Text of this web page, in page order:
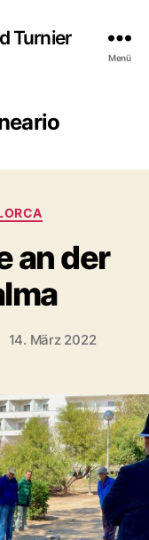
Turnier
Menü
an der
14. März 2022